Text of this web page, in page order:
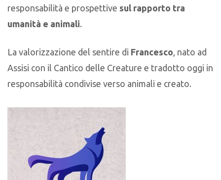
responsabilità e prospettive sul rapporto tra
umanità e animali.
La valorizzazione del sentire di Francesco, nato ad
Assisi con il Cantico delle Creature e tradotto oggi in
responsabilità condivise verso animali e creato.